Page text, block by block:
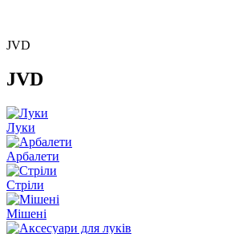
JVD
JVD
Луки
Арбалети
Стріли
Мішені